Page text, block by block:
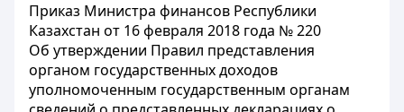
Приказ Министра финансов Республики
Казахстан от 16 февраля 2018 года № 220
Об утверждении Правил представления
органом государственных доходов
уполномоченным государственным органам